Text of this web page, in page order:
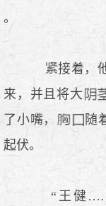
。
接着，
来，并且将大
了小嘴，
随
起伏。
“王健